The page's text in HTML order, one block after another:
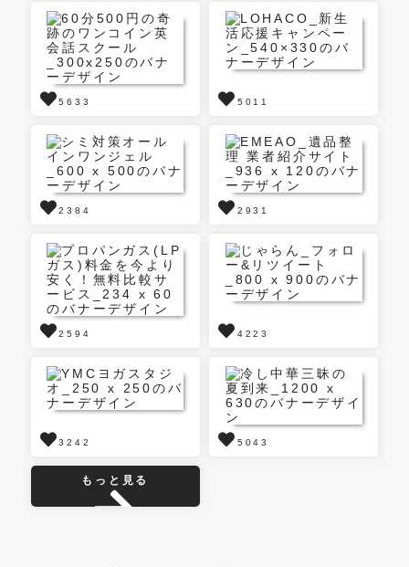
5633 5011
2384 2931
2594 4223
3242 5043
もっと見る